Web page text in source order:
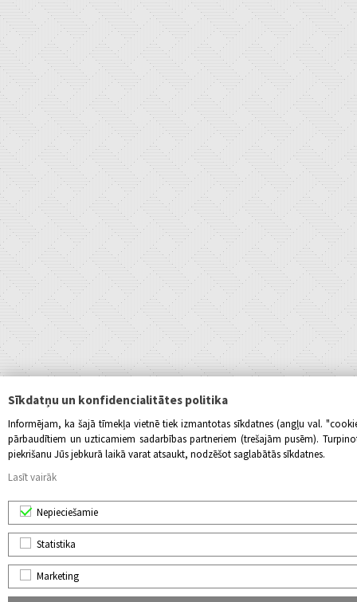
Sīkdatņu un konfidencialitātes politika
Informējam, ka šajā tīmekļa vietnē tiek izmantotas sīkdatnes (angļu val.
pārbaudītiem un uzticamiem sadarbības partneriem (trešajām pusēm).
piekrišanu Jūs jebkurā laikā varat atsaukt, nodzēšot saglabātās sīkdatnes.
Lasīt vairāk
Nepieciešamie
Statistika
Marketing